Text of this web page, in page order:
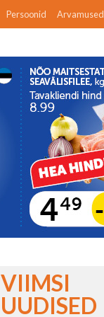
Persoonid Arvamused
VIIMSI
UUDISED